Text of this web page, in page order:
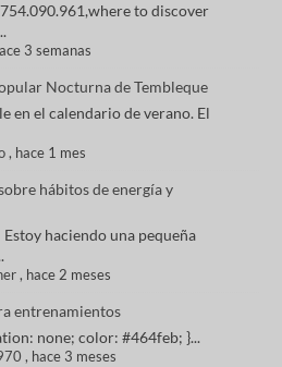
to discover
3 semanas
Nocturna de Tembleque
en el calendario de verano. El
, hace 1 mes
hábitos de energía y
Estoy haciendo una pequeña
, hace 2 meses
entrenamientos
none; color: #464feb; }...
, hace 3 meses